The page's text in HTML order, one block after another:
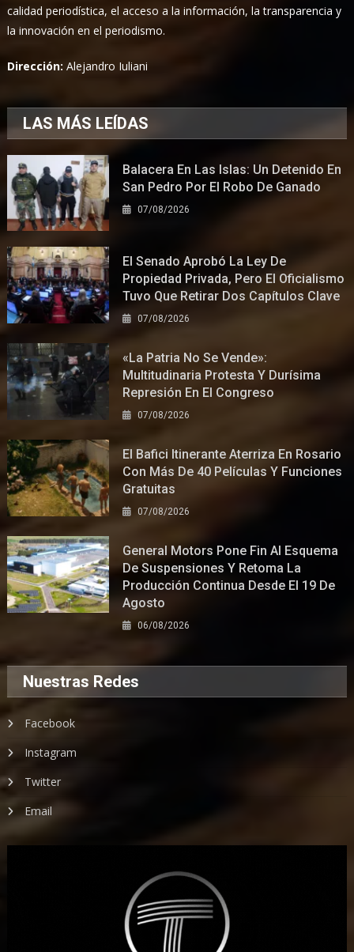
calidad periodística, el acceso a la información, la transparencia y
la innovación en el periodismo.
Dirección:Alejandro Iuliani
LAS MÁS LEÍDAS
Balacera En Las Islas: Un Detenido En
San Pedro Por El Robo De Ganado
07/08/2026
El Senado Aprobó La Ley De
Propiedad Privada, Pero El Oficialismo
Tuvo Que Retirar Dos Capítulos Clave
07/08/2026
«La Patria No Se Vende»:
Multitudinaria Protesta Y Durísima
Represión En El Congreso
07/08/2026
El Bafici Itinerante Aterriza En Rosario
Con Más De 40 Películas Y Funciones
Gratuitas
07/08/2026
General Motors Pone Fin Al Esquema
De Suspensiones Y Retoma La
Producción Continua Desde El 19 De
Agosto
06/08/2026
Nuestras Redes
Facebook
Instagram
Twitter
Email